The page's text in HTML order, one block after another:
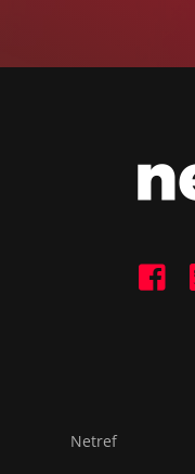
Netref